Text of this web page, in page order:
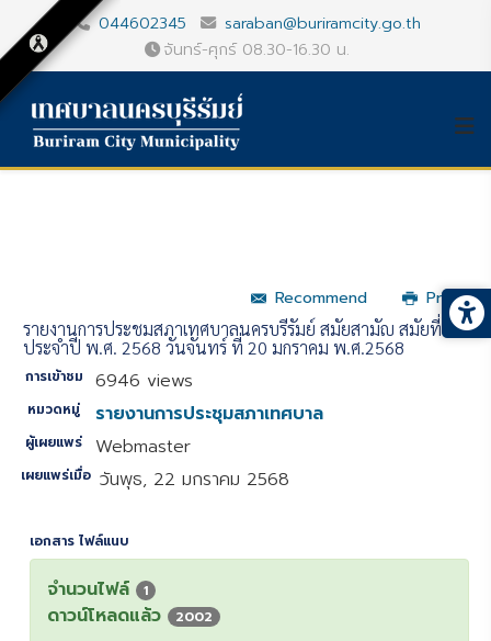
044602345
saraban@buriramcity.go.th
จันทร์-ศุกร์ 08.30-16.30 น.
Recommend
Print
รายงานการประชุมสภาเทศบาลนครบุรีรัมย์ สมัยสามัญ สมัยที่ 1
ประจำปี พ.ศ. 2568 วันจันทร์ ที่ 20 มกราคม พ.ศ.2568
การเข้าชม 6946 views
หมวดหมู่ รายงานการประชุมสภาเทศบาล
ผู้เผยแพร่ Webmaster
เผยแพร่เมื่อ วันพุธ, 22 มกราคม 2568
เอกสาร ไฟล์แนบ
จำนวนไฟล์ 1
ดาวน์โหลดแล้ว 2002